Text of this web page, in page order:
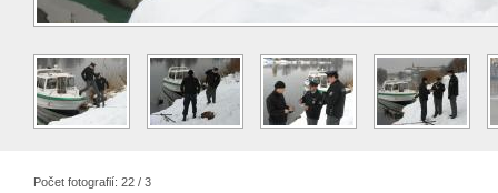
Počet fotografií: 22 / 3